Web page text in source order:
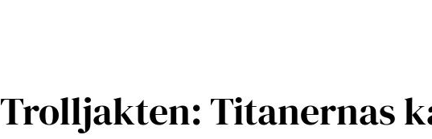
Trolljakten: Titanernas